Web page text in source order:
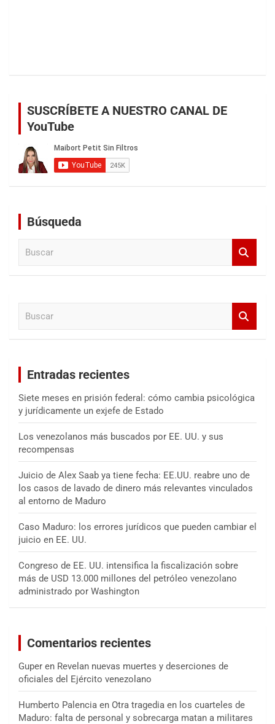
SUSCRÍBETE A NUESTRO CANAL DE
YouTube
Búsqueda
Entradas recientes
Siete meses en prisión federal: cómo cambia psicológica
y jurídicamente un exjefe de Estado
Los venezolanos más buscados por EE. UU. y sus
recompensas
Juicio de Alex Saab ya tiene fecha: EE.UU. reabre uno de
los casos de lavado de dinero más relevantes vinculados
al entorno de Maduro
Caso Maduro: los errores jurídicos que pueden cambiar el
juicio en EE. UU.
Congreso de EE. UU. intensifica la fiscalización sobre
más de USD 13.000 millones del petróleo venezolano
administrado por Washington
Comentarios recientes
Guper en Revelan nuevas muertes y deserciones de
oficiales del Ejército venezolano
Humberto Palencia en Otra tragedia en los cuarteles de
Maduro: falta de personal y sobrecarga matan a militares